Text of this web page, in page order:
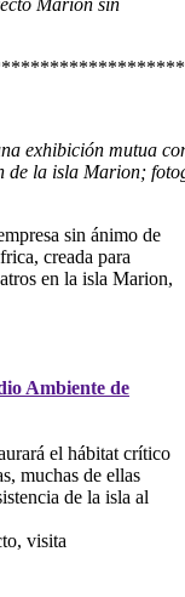
Marion sin
exhibición mutua
de la isla Marion;
sin ánimo de
creada para
en la isla Marion,
Ambiente de
el hábitat crítico
muchas de ellas
de la isla al
visita